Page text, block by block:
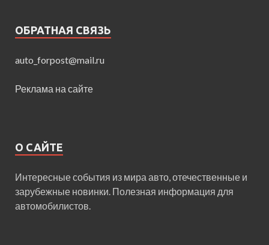
ОБРАТНАЯ СВЯЗЬ
auto_forpost@mail.ru
Реклама на сайте
О САЙТЕ
Интересные события из мира авто, отечественные и
зарубежные новинки. Полезная информация для
автомобилистов.